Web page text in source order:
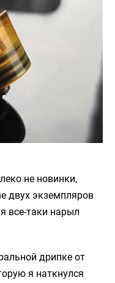
не новинки,
двух экземпляров
все-таки нарыл
дрипке от
я наткнулся